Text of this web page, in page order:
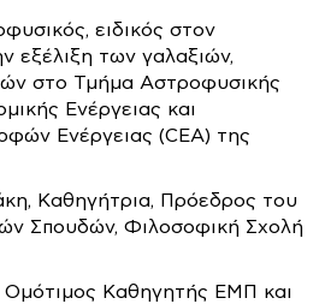
ειδικός στον
εξέλιξη των γαλαξιών,
στο Τμήμα Αστροφυσικής
Ενέργειας και
Ενέργειας (CEA) της
Καθηγήτρια, Πρόεδρος του
Σπουδών, Φιλοσοφική Σχολή
Καθηγητής ΕΜΠ και